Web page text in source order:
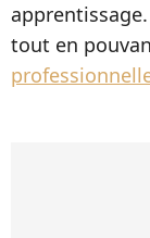
tout en